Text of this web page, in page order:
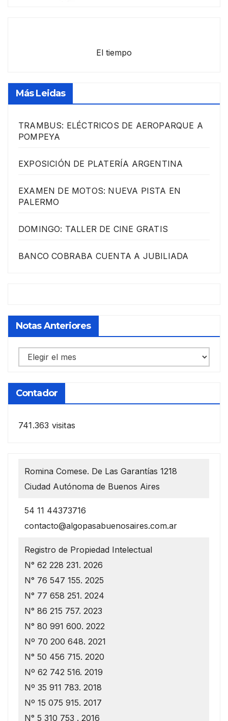
El tiempo
Más Leidas
TRAMBUS: ELÉCTRICOS DE AEROPARQUE A
POMPEYA
EXPOSICIÓN DE PLATERÍA ARGENTINA
EXAMEN DE MOTOS: NUEVA PISTA EN
PALERMO
DOMINGO: TALLER DE CINE GRATIS
BANCO COBRABA CUENTA A JUBILIADA
Notas Anteriores
Notas
anteriores
Contador
741.363 visitas
Romina Comese. De Las Garantías 1218
Ciudad Autónoma de Buenos Aires
54 11 44373716
contacto@algopasabuenosaires.com.ar
Registro de Propiedad Intelectual
N° 62 228 231. 2026
N° 76 547 155. 2025
N° 77 658 251. 2024
N° 86 215 757. 2023
N° 80 991 600. 2022
Nº 70 200 648. 2021
N° 50 456 715. 2020
Nº 62 742 516. 2019
Nº 35 911 783. 2018
Nº 15 075 915. 2017
N° 5 310 753 . 2016